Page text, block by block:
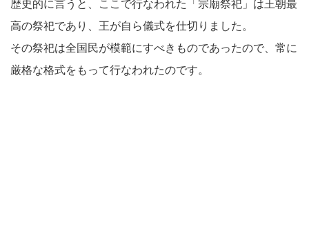
歴史的に言うと、ここで行なわれた「宗廟祭祀」は王朝最
高の祭祀であり、王が自ら儀式を仕切りました。
その祭祀は全国民が模範にすべきものであったので、常に
厳格な格式をもって行なわれたのです。